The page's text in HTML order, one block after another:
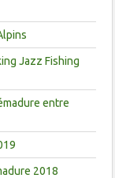
Jazz Fishing
entre
2018